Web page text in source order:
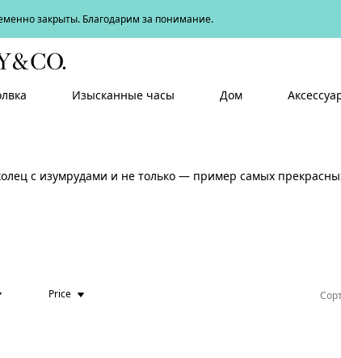
закрыты. Благодарим за понимание.
Изысканные часы Дом
с изумрудами и не только — пример самых
Price